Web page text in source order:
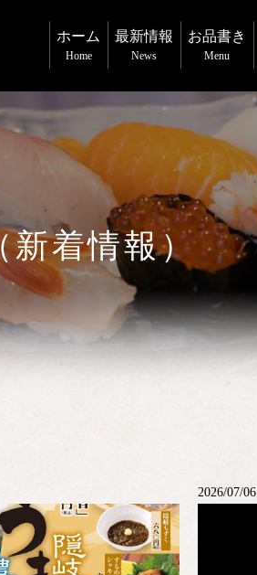
ホーム
Home
最新情報
News
お品書き
Menu
新着情報）
2026/07/06